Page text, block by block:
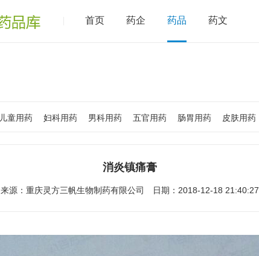
首页 药企 药品 药文
儿童用药 妇科用药 男科用药 五官用药 肠胃用药 皮肤用药
女性生殖及妊娠疾病
消炎镇痛膏
来源： 重庆灵方三帆生物制药有限公司 日期：2018-12-18 21:40:27